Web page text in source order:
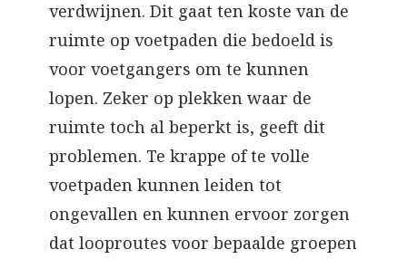
verdwijnen. Dit gaat ten koste van de
ruimte op voetpaden die bedoeld is
voor voetgangers om te kunnen
lopen. Zeker op plekken waar de
ruimte toch al beperkt is, geeft dit
problemen. Te krappe of te volle
voetpaden kunnen leiden tot
ongevallen en kunnen ervoor zorgen
dat looproutes voor bepaalde groepen